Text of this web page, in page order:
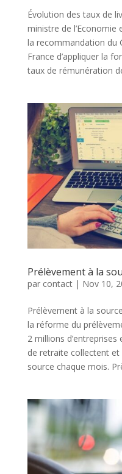
Évolution des taux de
ministre de l’Economie
la recommandation du
France d’appliquer la
taux de rémunération
Prélèvement à la
par contact| Nov 10,
Prélèvement à la
la réforme du
2 millions
de retraite collectent
source chaque mois.